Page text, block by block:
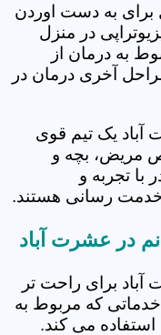
برای به دست اوردن
در منزل
به درمان از
آخری درمان در
یک تیم قوی
مریض، بچه و
با تجربه و
رسانی هستند.
در عشرت آباد
برای راحت تر
که مربوط به
می کند.